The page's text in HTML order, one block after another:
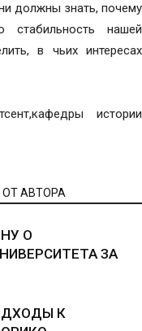
должны знать, почему
стабильность нашей
в чьих интересах
истории
ОТ АВТОРА
О
ЗА
К